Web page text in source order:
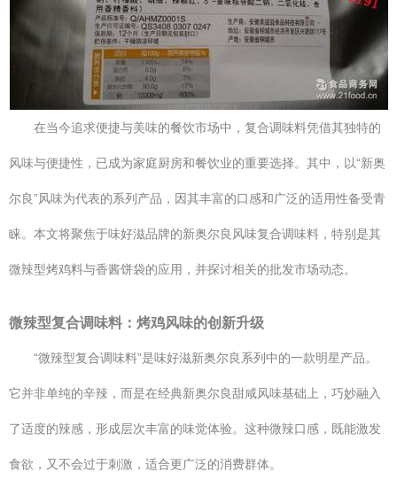
在当今追求便捷与美味的餐饮市场中，复合调味料凭借其独特的
风味与便捷性，已成为家庭厨房和餐饮业的重要选择。其中，以“新奥
尔良”风味为代表的系列产品，因其丰富的口感和广泛的适用性备受青
睐。本文将聚焦于味好滋品牌的新奥尔良风味复合调味料，特别是其
微辣型烤鸡料与香酱饼袋的应用，并探讨相关的批发市场动态。
微辣型复合调味料：烤鸡风味的创新升级
“微辣型复合调味料”是味好滋新奥尔良系列中的一款明星产品。
它并非单纯的辛辣，而是在经典新奥尔良甜咸风味基础上，巧妙融入
了适度的辣感，形成层次丰富的味觉体验。这种微辣口感，既能激发
食欲，又不会过于刺激，适合更广泛的消费群体。